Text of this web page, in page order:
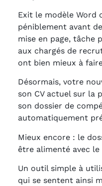
Exit le modèle Word
péniblement avant
mise en page, tâche
aux chargés de
ont bien mieux à
Désormais, votre
son CV actuel sur la
son dossier de
automatiquement
Mieux encore : le
être alimenté avec
Un outil simple à
qui se sentent ainsi